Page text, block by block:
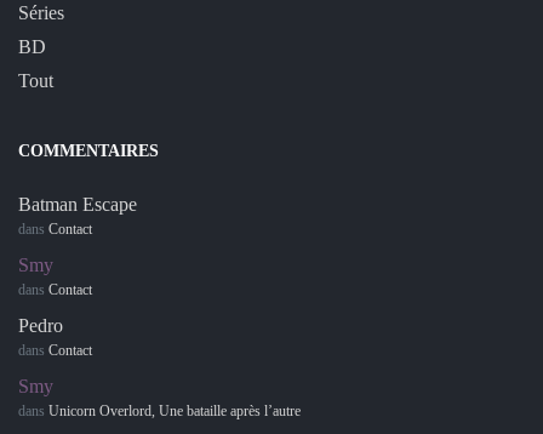
Séries
BD
Tout
COMMENTAIRES
Batman Escape
dans Contact
Smy
dans Contact
Pedro
dans Contact
Smy
dans Unicorn Overlord, Une bataille après l’autre